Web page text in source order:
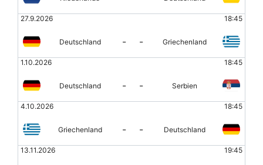
27.9.2026 18:45
Deutschland - - Griechenland
1.10.2026 18:45
Deutschland - - Serbien
4.10.2026 18:45
Griechenland - - Deutschland
13.11.2026 19:45